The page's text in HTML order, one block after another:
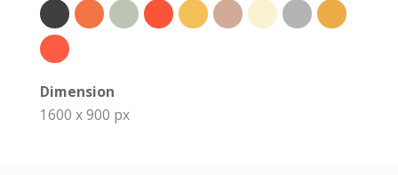
Dimension
1600 x 900 px